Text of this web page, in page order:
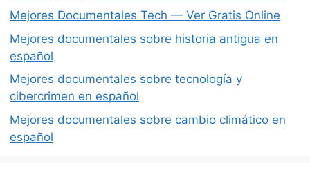
Mejores Documentales Tech — Ver Gratis Online
Mejores documentales sobre historia antigua en
español
Mejores documentales sobre tecnología y
cibercrimen en español
Mejores documentales sobre cambio climático en
español